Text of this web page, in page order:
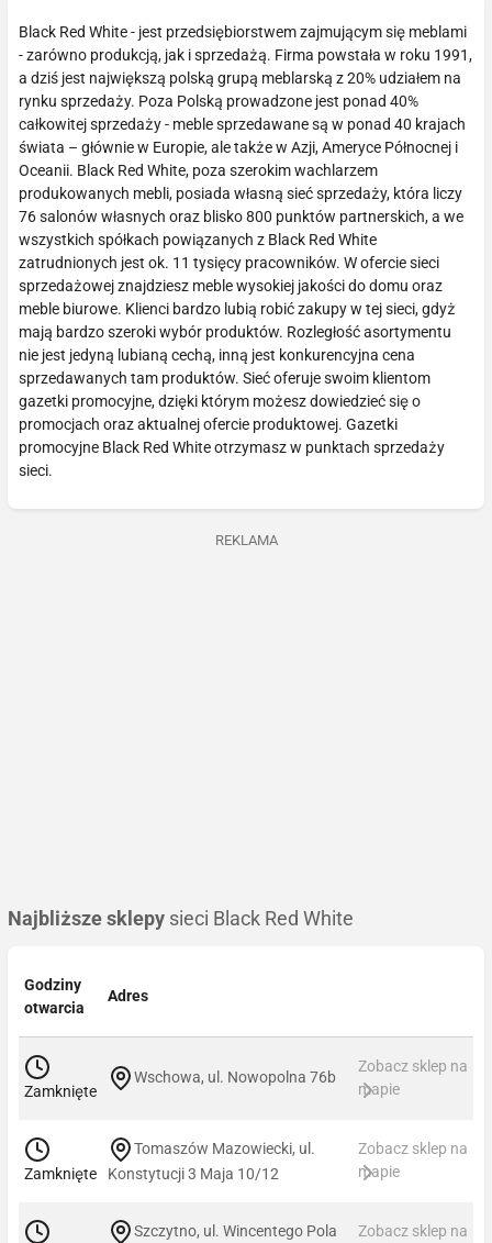
Black Red White - jest przedsiębiorstwem zajmującym się meblami
- zarówno produkcją, jak i sprzedażą. Firma powstała w roku 1991,
a dziś jest największą polską grupą meblarską z 20% udziałem na
rynku sprzedaży. Poza Polską prowadzone jest ponad 40%
całkowitej sprzedaży - meble sprzedawane są w ponad 40 krajach
świata – głównie w Europie, ale także w Azji, Ameryce Północnej i
Oceanii. Black Red White, poza szerokim wachlarzem
produkowanych mebli, posiada własną sieć sprzedaży, która liczy
76 salonów własnych oraz blisko 800 punktów partnerskich, a we
wszystkich spółkach powiązanych z Black Red White
zatrudnionych jest ok. 11 tysięcy pracowników. W ofercie sieci
sprzedażowej znajdziesz meble wysokiej jakości do domu oraz
meble biurowe. Klienci bardzo lubią robić zakupy w tej sieci, gdyż
mają bardzo szeroki wybór produktów. Rozległość asortymentu
nie jest jedyną lubianą cechą, inną jest konkurencyjna cena
sprzedawanych tam produktów. Sieć oferuje swoim klientom
gazetki promocyjne, dzięki którym możesz dowiedzieć się o
promocjach oraz aktualnej ofercie produktowej. Gazetki
promocyjne Black Red White otrzymasz w punktach sprzedaży
sieci.
REKLAMA
Najbliższe sklepy sieci Black Red White
Godziny
otwarcia
Adres
Zamknięte
Wschowa, ul. Nowopolna 76b
Zobacz sklep na
mapie
Zamknięte
Tomaszów Mazowiecki, ul.
Konstytucji 3 Maja 10/12
Zobacz sklep na
mapie
Szczytno, ul. Wincentego Pola
Zobacz sklep na